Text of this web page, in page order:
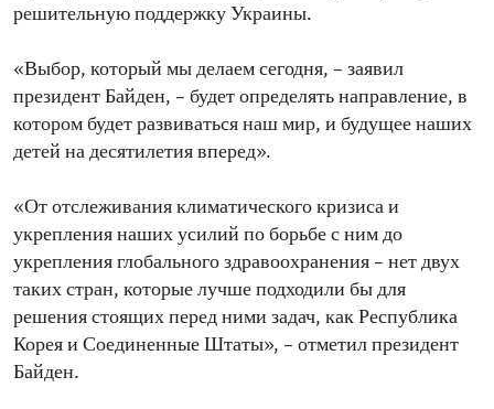
решительную поддержку Украины.
«Выбор, который мы делаем сегодня, – заявил
президент Байден, – будет определять направление, в
котором будет развиваться наш мир, и будущее наших
детей на десятилетия вперед».
«От отслеживания климатического кризиса и
укрепления наших усилий по борьбе с ним до
укрепления глобального здравоохранения – нет двух
таких стран, которые лучше подходили бы для
решения стоящих перед ними задач, как Республика
Корея и Соединенные Штаты», – отметил президент
Байден.